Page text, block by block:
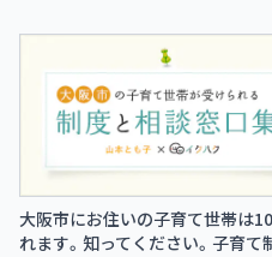
大阪市にお住いの子育て世帯は
れます。知ってください。子育て